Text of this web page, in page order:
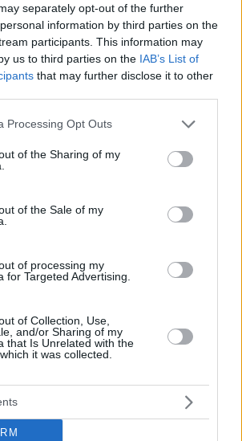
separately opt-out of the further
information by third parties on the
participants. This information may
us to third parties on the IAB’s List of
that may further disclose it to other
website/app uses one or more Google
or usage behaviour. You may click to
to Google and its third-party tags to
specified purposes in below Google
Processing Opt Outs
of the Sharing of my
of the Sale of my
of processing my
for Targeted Advertising.
of Collection, Use,
and/or Sharing of my
that Is Unrelated with the
it was collected.